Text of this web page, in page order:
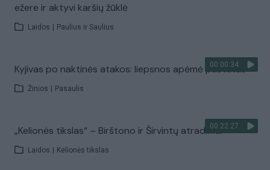
ežere ir aktyvi karšių žūklė
Laidos Paulius ir Saulius
00:00:34
Kyjivas po naktinės atakos: liepsnos apėmė pastatus
Žinios Pasaulis
00:22:27
„Kelionės tikslas“ – Birštono ir Širvintų atradimai
Laidos Kelionės tikslas